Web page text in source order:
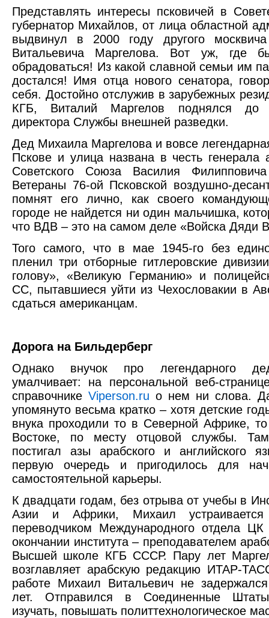
Представлять интересы псковичей в
губернатор Михайлов, от лица областной
выдвинул в 2000 году другого
Витальевича Маргелова. Вот уж, где
обрадоваться! Из какой славной семьи им
достался! Имя отца нового сенатора,
себя. Достойно отслужив в зарубежных
КГБ, Виталий Маргелов поднялся до
директора Службы внешней разведки.
Дед Михаила Маргелова и вовсе
Пскове и улица названа в честь генерала
Советского Союза Василия
Ветераны 76-ой Псковской воздушно-
помнят его лично, как своего
городе не найдется ни один мальчишка,
что ВДВ – это на самом деле «Войска Дяди
Того самого, что в мае 1945-го без
пленил три отборные гитлеровские
голову», «Великую Германию» и
СС, пытавшиеся уйти из Чехословакии в
сдаться американцам.
Дорога на Бильдерберг
Однако внучок про легендарного
умалчивает: на персональной веб-
справочнике Viperson.ru о нем ни слова.
упомянуто весьма кратко – хотя детские
внука проходили то в Северной Африке,
Востоке, по месту отцовой службы.
постигал азы арабского и английского
первую очередь и пригодилось для
самостоятельной карьеры.
К двадцати годам, без отрыва от учебы в
Азии и Африки, Михаил
переводчиком Международного отдела
окончании института – преподавателем
Высшей школе КГБ СССР. Пару лет
возглавляет арабскую редакцию ИТАР-
работе Михаил Витальевич не
лет. Отправился в Соединенные Штаты
изучать, повышать политтехнологическое